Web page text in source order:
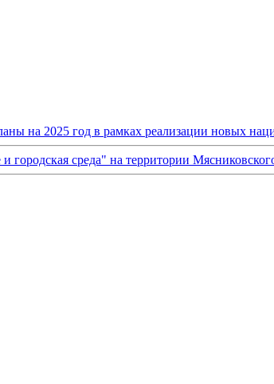
на 2025 год в рамках реализации новых
городская среда" на территории